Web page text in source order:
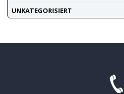
UNKATEGORISIERT